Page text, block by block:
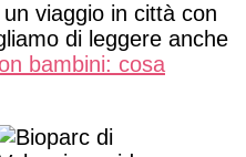
viaggio in città con
di leggere anche
bambini: cosa